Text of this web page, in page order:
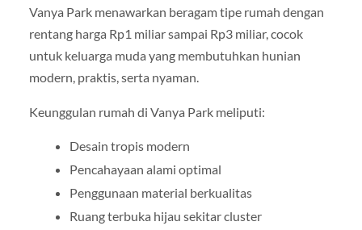
Vanya Park menawarkan beragam tipe rumah dengan
rentang harga Rp1 miliar sampai Rp3 miliar, cocok
untuk keluarga muda yang membutuhkan hunian
modern, praktis, serta nyaman.
Keunggulan rumah di Vanya Park meliputi:
Desain tropis modern
Pencahayaan alami optimal
Penggunaan material berkualitas
Ruang terbuka hijau sekitar cluster